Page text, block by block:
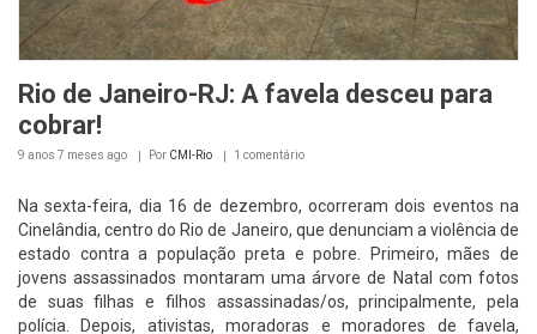
Rio de Janeiro-RJ: A favela desceu para
cobrar!
9 anos 7 meses ago Por CMI-Rio 1 comentário
Na sexta-feira, dia 16 de dezembro, ocorreram dois eventos na
Cinelândia, centro do Rio de Janeiro, que denunciam a violência de
estado contra a população preta e pobre. Primeiro, mães de
jovens assassinados montaram uma árvore de Natal com fotos
de suas filhas e filhos assassinadas/os, principalmente, pela
polícia. Depois, ativistas, moradoras e moradores de favela,